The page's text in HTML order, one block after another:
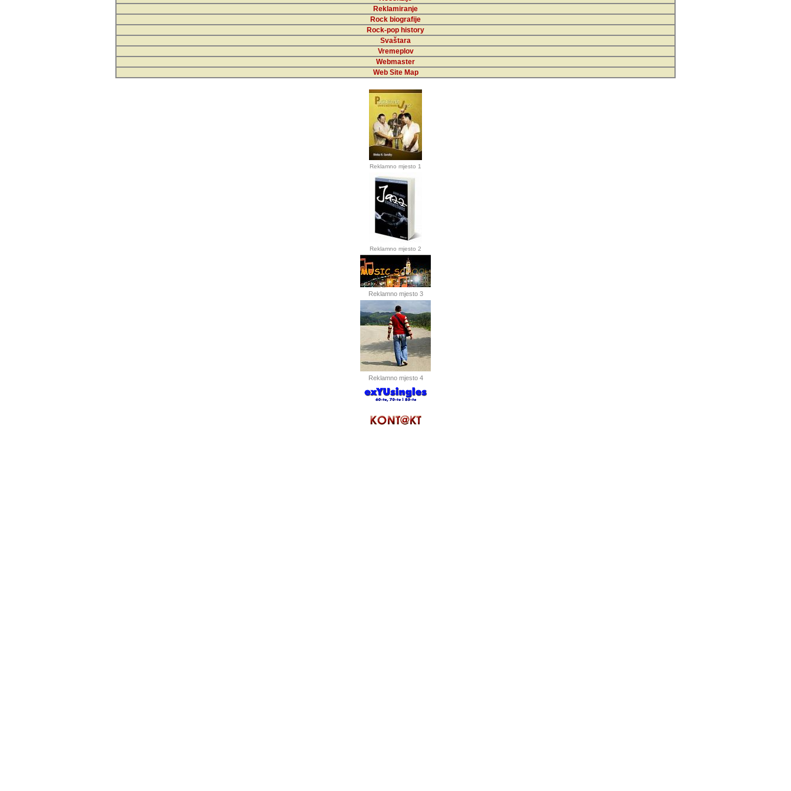
Reklamiranje
Rock biografije
Rock-pop history
Svaštara
Vremeplov
Webmaster
Web Site Map
Reklamno mjesto 1
Reklamno mjesto 2
Reklamno mjesto 3
Reklamno mjesto 4